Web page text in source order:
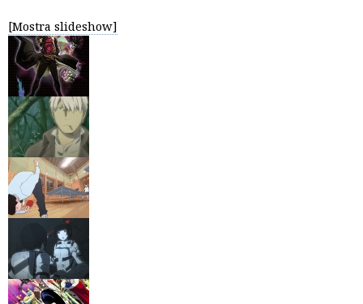
[Mostra slideshow]